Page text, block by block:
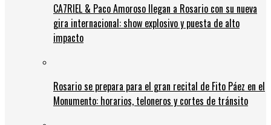
CA7RIEL & Paco Amoroso llegan a Rosario con su nueva
gira internacional: show explosivo y puesta de alto
impacto
Rosario se prepara para el gran recital de Fito Páez en el
Monumento: horarios, teloneros y cortes de tránsito